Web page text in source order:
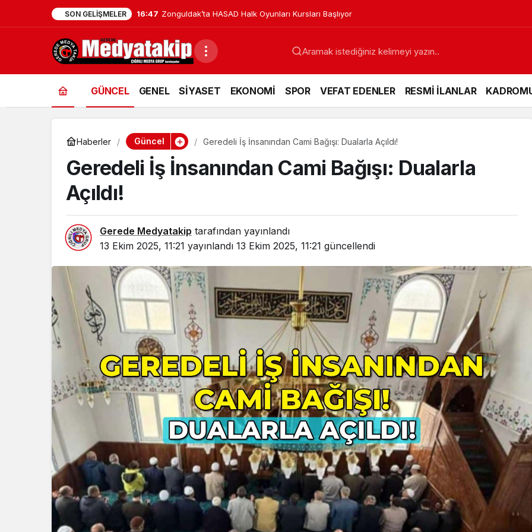
SON GELIŞMELER 16:47 Zonguldak’ta HASAD Halk Oyunları Kursları Başlıyor
GÜNCEL GENEL SİYASET EKONOMİ SPOR VEFAT EDENLER RESMİ İLANLAR
Haberler Güncel Geredeli İş İnsanından Cami Bağışı: Dualarla Açıldı!
Geredeli İş İnsanından Cami Bağışı: Dualarla
Açıldı!
Gerede Medyatakip tarafından yayınlandı
13 Ekim 2025, 11:21 yayınlandı 13 Ekim 2025, 11:21 güncellendi
Gerede’nin İlçe Sağlık
Müdürü Değişti: Yeni
Müdür Göreve Başladı
Genel
Zonguldak’ta HASAD
Halk Oyunları Kursları
Başlıyor
Genel
Zonguldak’ta Halk
Oyunları Ekibi
Makedonya ve
Sırbistan’a Uğurlandı